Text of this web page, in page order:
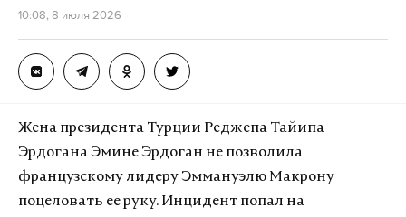
10:08, 8 июля 2026
Жена президента Турции Реджепа Тайипа
Эрдогана Эмине Эрдоган не позволила
французскому лидеру Эммануэлю Макрону
поцеловать ее руку. Инцидент попал на